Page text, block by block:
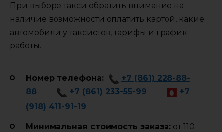
При выборе такси обратить внимание на
наличие возможности оплатить картой, какие
автомобили у таксистов, тарифы и график
работы.
Номер телефона:
+7 (861) 228-88-
88
+7 (861) 233-55-99
+7
(918) 411-91-19
Минимальная стоимость заказа: от 110